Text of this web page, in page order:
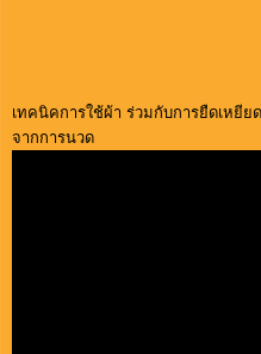
เทคนิคการใช้ผ้า ร่วมกับการยืดเหยีย
จากการนวด